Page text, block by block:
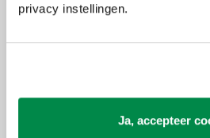
privacy instellingen.
Ja, accepteer